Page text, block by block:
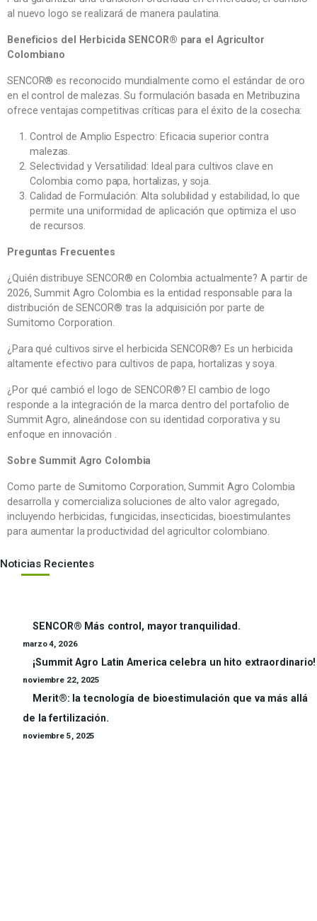
al nuevo logo se realizará de manera paulatina.
Beneficios del Herbicida SENCOR® para el Agricultor
Colombiano
SENCOR® es reconocido mundialmente como el estándar de oro
en el control de malezas. Su formulación basada en Metribuzina
ofrece ventajas competitivas críticas para el éxito de la cosecha:
Control de Amplio Espectro: Eficacia superior contra
malezas.
Selectividad y Versatilidad: Ideal para cultivos clave en
Colombia como papa, hortalizas, y soja.
Calidad de Formulación: Alta solubilidad y estabilidad, lo que
permite una uniformidad de aplicación que optimiza el uso
de recursos.
Preguntas Frecuentes
¿Quién distribuye SENCOR® en Colombia actualmente? A partir de
2026, Summit Agro Colombia es la entidad responsable para la
distribución de SENCOR® tras la adquisición por parte de
Sumitomo Corporation.
¿Para qué cultivos sirve el herbicida SENCOR®? Es un herbicida
altamente efectivo para cultivos de papa, hortalizas y soya.
¿Por qué cambió el logo de SENCOR®? El cambio de logo
responde a la integración de la marca dentro del portafolio de
Summit Agro, alineándose con su identidad corporativa y su
enfoque en innovación .
Sobre Summit Agro Colombia
Como parte de Sumitomo Corporation, Summit Agro Colombia
desarrolla y comercializa soluciones de alto valor agregado,
incluyendo herbicidas, fungicidas, insecticidas, bioestimulantes
para aumentar la productividad del agricultor colombiano.
Noticias Recientes
SENCOR® Más control, mayor tranquilidad.
marzo 4, 2026
¡Summit Agro Latin America celebra un hito extraordinario!
noviembre 22, 2025
Merit®: la tecnología de bioestimulación que va más allá
de la fertilización.
noviembre 5, 2025